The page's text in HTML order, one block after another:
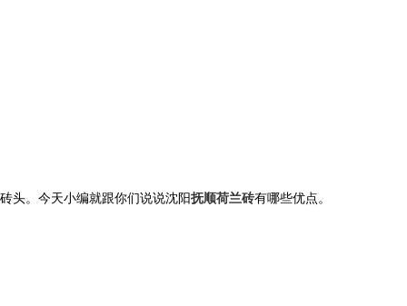
头。今天小编就跟你们说说沈阳抚顺荷兰砖有哪些优点。